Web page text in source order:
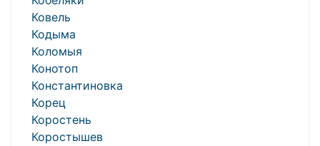
Ковель
Кодыма
Коломыя
Конотоп
Константиновка
Корец
Коростень
Коростышев